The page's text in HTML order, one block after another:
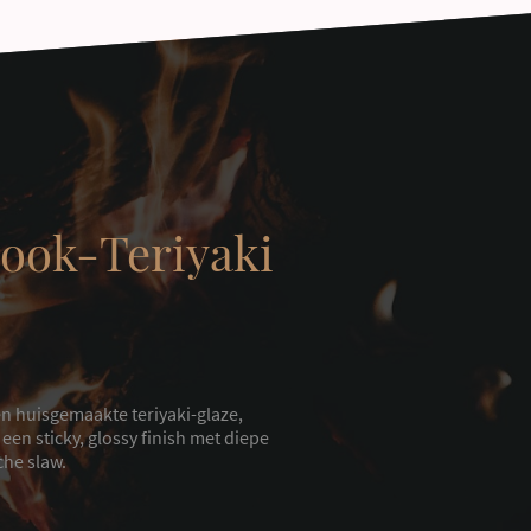
Teriyaki
huisgemaakte teriyaki-glaze,
sticky, glossy finish met diepe
slaw.